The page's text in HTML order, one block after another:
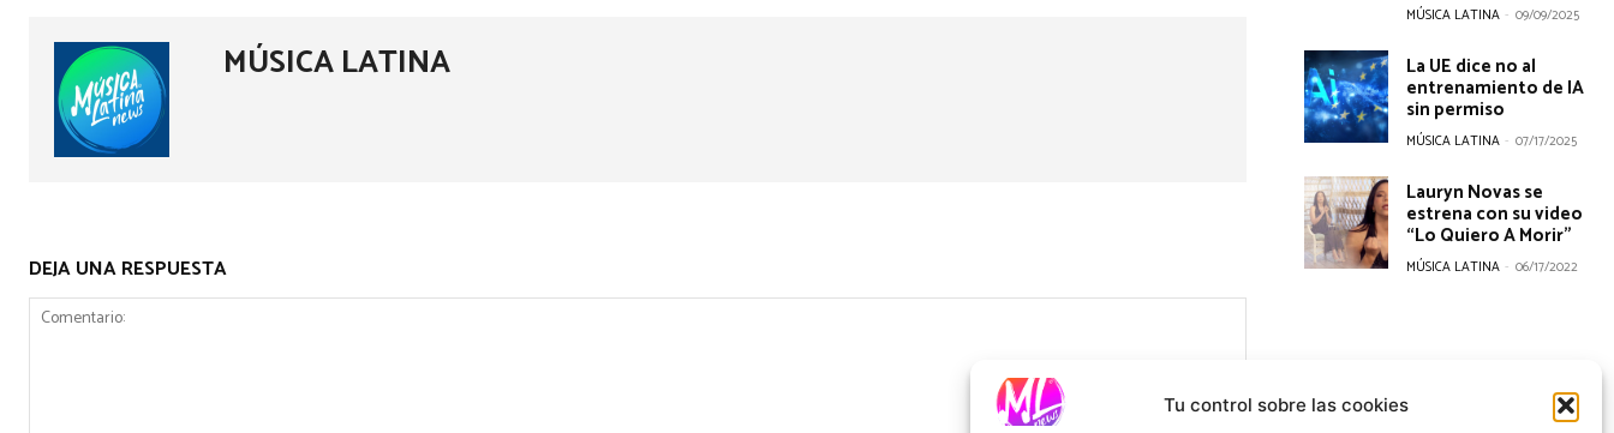
Tu control sobre las cookies
MÚSICA LATINA
DEJA UNA RESPUESTA
MÚSICA LATINA - 09/09/2025
La UE dice no al
entrenamiento de IA
sin permiso
MÚSICA LATINA - 07/17/2025
Lauryn Novas se
estrena con su video
“Lo Quiero A Morir”
MÚSICA LATINA - 06/17/2022